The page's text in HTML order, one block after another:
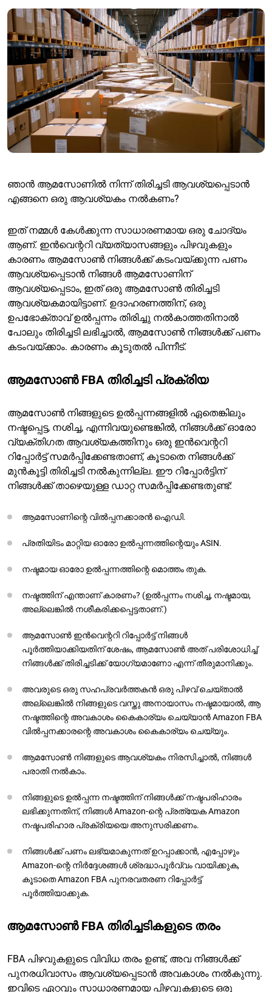
ഞാൻ ആമസോണിൽ നിന്ന് തിരിച്ചടി ആവശ്യപ്പെടാൻ
എങ്ങനെ ഒരു ആവശ്യകം നൽകണം?
ഇത് നമ്മൾ കേൾക്കുന്ന സാധാരണമായ ഒരു ചോദ്യം
ആണ്. ഇൻവെന്ററി വ്യത്യാസങ്ങളും പിഴവുകളും
കാരണം ആമസോൺ നിങ്ങൾക്ക് കടംവയ്ക്കുന്ന പണം
ആവശ്യപ്പെടാൻ നിങ്ങൾ ആമസോണിന്
ആവശ്യപ്പെടാം, ഇത് ഒരു ആമസോൺ തിരിച്ചടി
ആവശ്യകമായിട്ടാണ്. ഉദാഹരണത്തിന്, ഒരു
ഉപഭോക്താവ് ഉൽപ്പന്നം തിരിച്ചു നൽകാത്തതിനാൽ
പോലും തിരിച്ചടി ലഭിച്ചാൽ, ആമസോൺ നിങ്ങൾക്ക് പണം
കടംവയ്ക്കാം. കാരണം കൂടുതൽ പിന്നീട്.
ആമസോൺ FBA തിരിച്ചടി പ്രക്രിയ
ആമസോൺ നിങ്ങളുടെ ഉൽപ്പന്നങ്ങളിൽ ഏതെങ്കിലും
നഷ്ടപ്പെട്ട, നശിച്ച, എന്നിവയുണ്ടെങ്കിൽ, നിങ്ങൾക്ക് ഓരോ
വ്യക്തിഗത ആവശ്യകത്തിനും ഒരു ഇൻവെന്ററി
റിപ്പോർട്ട് സമർപ്പിക്കേണ്ടതാണ്, കൂടാതെ നിങ്ങൾക്ക്
മുൻകൂട്ടി തിരിച്ചടി നൽകുന്നില്ല. ഈ റിപ്പോർട്ടിന്
നിങ്ങൾക്ക് താഴെയുള്ള ഡാറ്റ സമർപ്പിക്കേണ്ടതുണ്ട്:
ആമസോണിന്റെ വിൽപ്പനക്കാരൻ ഐഡി.
പ്രതിയിടം മാറ്റിയ ഓരോ ഉൽപ്പന്നത്തിന്റെയും ASIN.
നഷ്ടമായ ഓരോ ഉൽപ്പന്നത്തിന്റെ മൊത്തം തുക.
നഷ്ടത്തിന് എന്താണ് കാരണം? (ഉൽപ്പന്നം നശിച്ച, നഷ്ടമായ,
അല്ലെങ്കിൽ നശീകരിക്കപ്പെട്ടതാണ്.)
ആമസോൺ ഇൻവെന്ററി റിപ്പോർട്ട് നിങ്ങൾ
പൂർത്തിയാക്കിയതിന് ശേഷം, ആമസോൺ അത് പരിശോധിച്ച്
നിങ്ങൾക്ക് തിരിച്ചടിക്ക് യോഗ്യമാണോ എന്ന് തീരുമാനിക്കും.
അവരുടെ ഒരു സഹപ്രവർത്തകൻ ഒരു പിഴവ് ചെയ്താൽ
അല്ലെങ്കിൽ നിങ്ങളുടെ വസ്തു അനായാസം നഷ്ടമായാൽ, ആ
നഷ്ടത്തിന്റെ അവകാശം കൈകാര്യം ചെയ്യാൻ Amazon FBA
വിൽപ്പനക്കാരന്റെ അവകാശം കൈകാര്യം ചെയ്യും.
ആമസോൺ നിങ്ങളുടെ ആവശ്യകം നിരസിച്ചാൽ, നിങ്ങൾ
പരാതി നൽകാം.
നിങ്ങളുടെ ഉൽപ്പന്ന നഷ്ടത്തിന് നിങ്ങൾക്ക് നഷ്ടപരിഹാരം
ലഭിക്കുന്നതിന്, നിങ്ങൾ Amazon-ന്റെ പ്രത്യേക Amazon
നഷ്ടപരിഹാര പ്രക്രിയയെ അനുസരിക്കണം.
നിങ്ങൾക്ക് പണം ലഭ്യമാകുന്നത് ഉറപ്പാക്കാൻ, എപ്പോഴും
Amazon-ന്റെ നിർദ്ദേശങ്ങൾ ശ്രദ്ധാപൂർവ്വം വായിക്കുക,
കൂടാതെ Amazon FBA പുനരവതരണ റിപ്പോർട്ട്
പൂർത്തിയാക്കുക.
ആമസോൺ FBA തിരിച്ചടികളുടെ തരം
FBA പിഴവുകളുടെ വിവിധ തരം ഉണ്ട്, അവ നിങ്ങൾക്ക്
പുനരധിവാസം ആവശ്യപ്പെടാൻ അവകാശം നൽകുന്നു.
ഇവിടെ ഏറ്റവും സാധാരണമായ പിഴവുകളുടെ ഒരു